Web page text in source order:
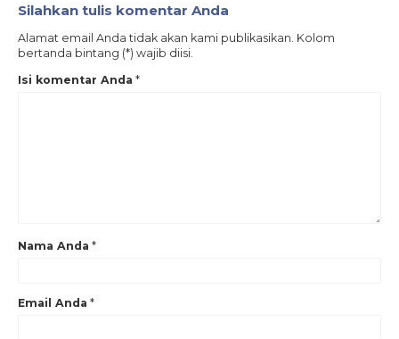
Silahkan tulis komentar Anda
Alamat email Anda tidak akan kami publikasikan. Kolom
bertanda bintang (*) wajib diisi.
Isi komentar Anda *
Nama Anda *
Email Anda *